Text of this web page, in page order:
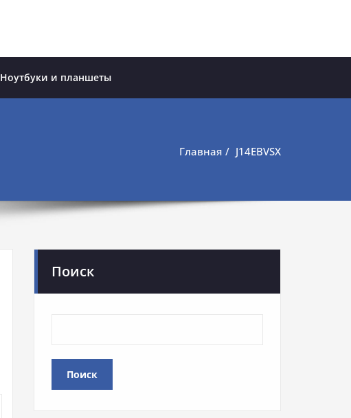
Ноутбуки и планшеты
Главная J14EBVSX
Поиск
Поиск